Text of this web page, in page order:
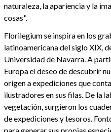
naturaleza, la apariencia y la
cosas".
Florilegium se inspira en los
latinoamericana del siglo XIX,
Universidad de Navarra. A
Europa el deseo de descubrir
origen a expediciones que
ilustradores en sus filas. De la
vegetación, surgieron los
de expediciones y tesoros.